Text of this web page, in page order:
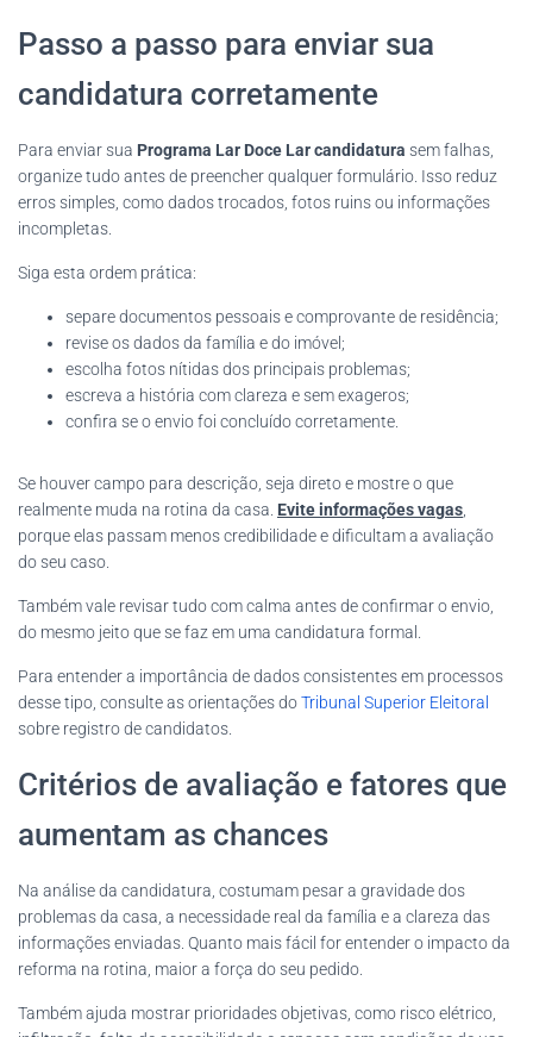
Passo a passo para enviar sua
candidatura corretamente
Para enviar sua Programa Lar Doce Lar candidatura sem falhas,
organize tudo antes de preencher qualquer formulário. Isso reduz
erros simples, como dados trocados, fotos ruins ou informações
incompletas.
Siga esta ordem prática:
separe documentos pessoais e comprovante de residência;
revise os dados da família e do imóvel;
escolha fotos nítidas dos principais problemas;
escreva a história com clareza e sem exageros;
confira se o envio foi concluído corretamente.
Se houver campo para descrição, seja direto e mostre o que
realmente muda na rotina da casa. Evite informações vagas
porque elas passam menos credibilidade e dificultam a avaliação
do seu caso.
Também vale revisar tudo com calma antes de confirmar o envio,
do mesmo jeito que se faz em uma candidatura formal.
Para entender a importância de dados consistentes em processos
desse tipo, consulte as orientações doTribunal Superior Eleitoral
sobre registro de candidatos.
Critérios de avaliação e fatores que
aumentam as chances
Na análise da candidatura, costumam pesar a gravidade dos
problemas da casa, a necessidade real da família e a clareza das
informações enviadas. Quanto mais fácil for entender o impacto da
reforma na rotina, maior a força do seu pedido.
Também ajuda mostrar prioridades objetivas, como risco elétrico,